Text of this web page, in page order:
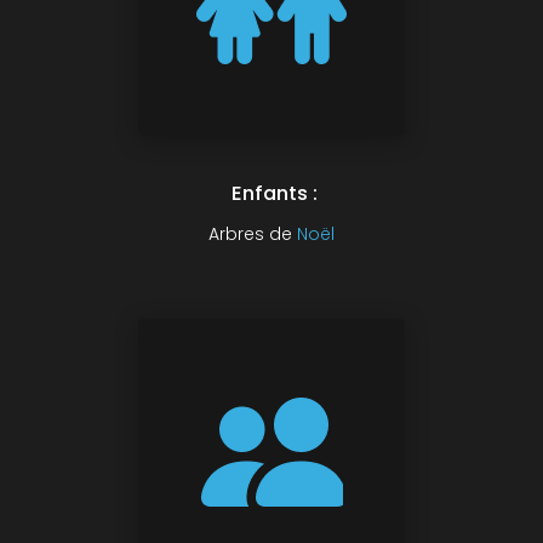
Enfants :
Arbres de Noël